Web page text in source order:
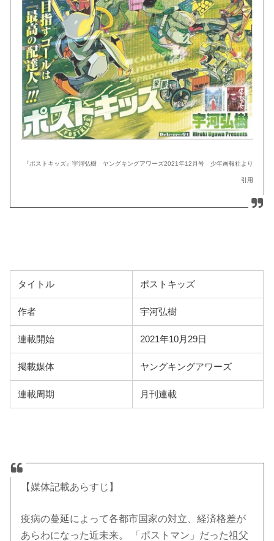
『ポストキッズ』宇河弘樹 ヤングキングアワーズ2021年12月号 少年画報社より
引用
タイトル ポストキッズ
作者 宇河弘樹
連載開始 2021年10月29日
掲載媒体 ヤングキングアワーズ
連載周期 月刊連載
【媒体記載あらすじ】
疫病の蔓延によって各都市国家の対立、経済格差が
あらわになった近未来。 「ポストマン」だった祖父